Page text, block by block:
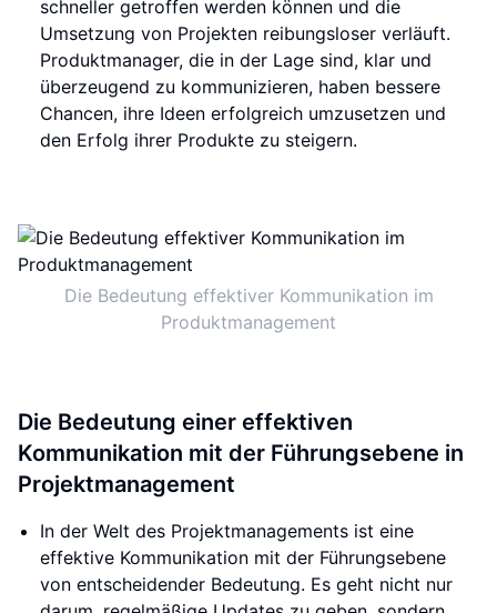
schneller getroffen werden können und die
Umsetzung von Projekten reibungsloser verläuft.
Produktmanager, die in der Lage sind, klar und
überzeugend zu kommunizieren, haben bessere
Chancen, ihre Ideen erfolgreich umzusetzen und
den Erfolg ihrer Produkte zu steigern.
Die Bedeutung effektiver Kommunikation im
Produktmanagement
Die Bedeutung einer effektiven
Kommunikation mit der Führungsebene in
Projektmanagement
In der Welt des Projektmanagements ist eine
effektive Kommunikation mit der Führungsebene
von entscheidender Bedeutung. Es geht nicht nur